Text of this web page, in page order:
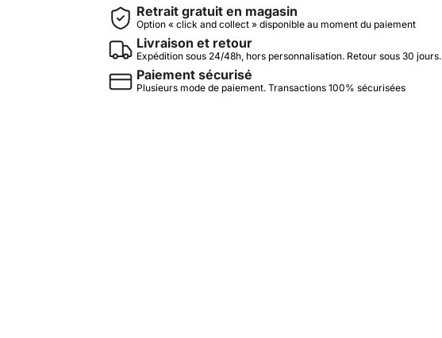
Retrait gratuit en magasin
Option « click and collect » disponible au moment du paiement
Livraison et retour
Expédition sous 24/48h, hors personnalisation. Retour sous 30 jours.
Paiement sécurisé
Plusieurs mode de paiement. Transactions 100% sécurisées